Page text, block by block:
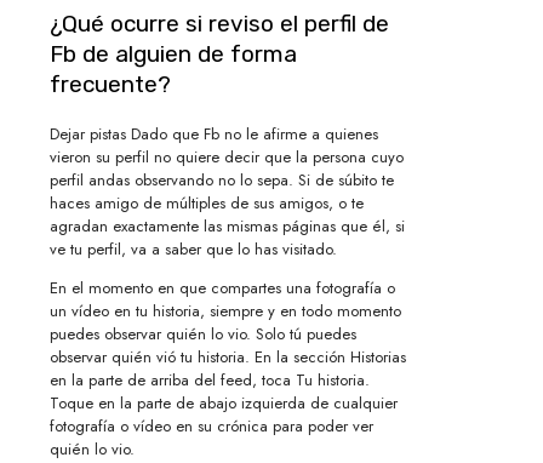
¿Qué ocurre si reviso el perfil de
Fb de alguien de forma
frecuente?
Dejar pistas Dado que Fb no le afirme a quienes
vieron su perfil no quiere decir que la persona cuyo
perfil andas observando no lo sepa. Si de súbito te
haces amigo de múltiples de sus amigos, o te
agradan exactamente las mismas páginas que él, si
ve tu perfil, va a saber que lo has visitado.
En el momento en que compartes una fotografía o
un vídeo en tu historia, siempre y en todo momento
puedes observar quién lo vio. Solo tú puedes
observar quién vió tu historia. En la sección Historias
en la parte de arriba del feed, toca Tu historia.
Toque en la parte de abajo izquierda de cualquier
fotografía o vídeo en su crónica para poder ver
quién lo vio.